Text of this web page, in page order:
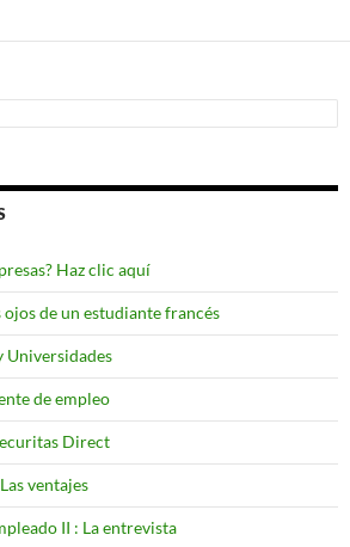
Haz clic aquí
ojos de un estudiante francés
Universidades
de empleo
Direct
ventajes
II : La entrevista